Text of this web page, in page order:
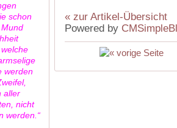
schon
werden
aller
nicht
werden.“
« zur Artikel-Übersicht
Powered by